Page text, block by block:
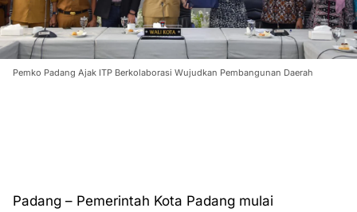
Pemko Padang Ajak ITP Berkolaborasi Wujudkan Pembangunan Daerah
Padang – Pemerintah Kota Padang mulai